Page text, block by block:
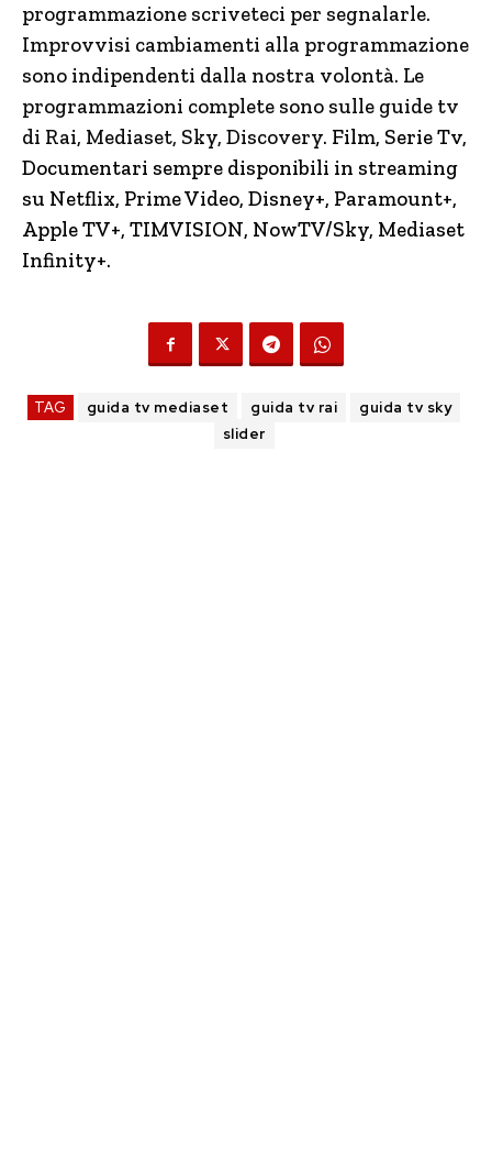
programmazione scriveteci per segnalarle.
Improvvisi cambiamenti alla programmazione
sono indipendenti dalla nostra volontà. Le
programmazioni complete sono sulle guide tv
di Rai, Mediaset, Sky, Discovery. Film, Serie Tv,
Documentari sempre disponibili in streaming
su Netflix, Prime Video, Disney+, Paramount+,
Apple TV+, TIMVISION, NowTV/Sky, Mediaset
Infinity+.
TAG guida tv mediaset guida tv rai
guida tv sky
slider